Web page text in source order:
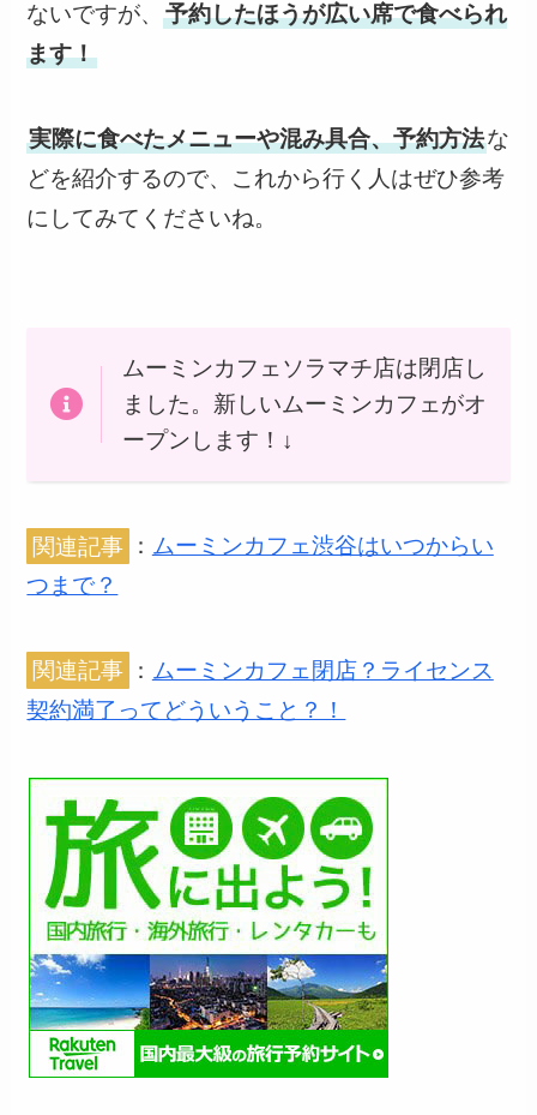
ないですが、予約したほうが広い席で食べられ
ます！
実際に食べたメニューや混み具合、予約方法な
どを紹介するので、これから行く人はぜひ参考
にしてみてくださいね。
ムーミンカフェソラマチ店は閉店し
ました。新しいムーミンカフェがオ
ープンします！↓
関連記事 ： ムーミンカフェ渋谷はいつからい
つまで？
関連記事 ： ムーミンカフェ閉店？ライセンス
契約満了ってどういうこと？！